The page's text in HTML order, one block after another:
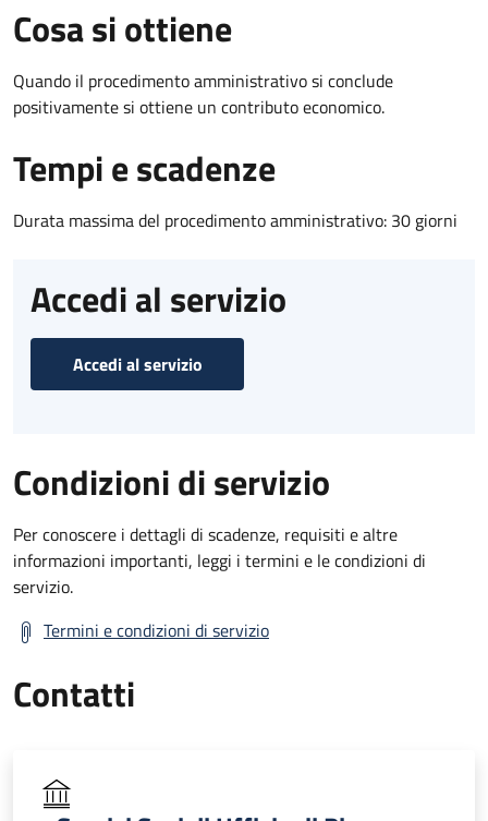
Cosa si ottiene
Quando il procedimento amministrativo si conclude
positivamente si ottiene un contributo economico.
Tempi e scadenze
Durata massima del procedimento amministrativo: 30 giorni
Accedi al servizio
Accedi al servizio
Condizioni di servizio
Per conoscere i dettagli di scadenze, requisiti e altre
informazioni importanti, leggi i termini e le condizioni di
servizio.
Termini e condizioni di servizio
Contatti